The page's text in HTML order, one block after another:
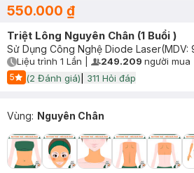
550.000 ₫
Triệt Lông Nguyên Chân (1 Buổi )
Sử Dụng Công Nghệ Diode Laser(MDV:
Timer Gray Icon
Liệu trình 1 Lần User Product Icon
249.209 người mua
5
Start Icon
(2 Đánh giá) 311 Hỏi đáp
Vùng: Nguyên Chân